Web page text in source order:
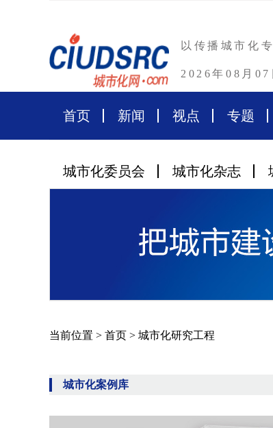
以传播城市化
2026年08月07
首页 新闻 视点 专题
城市化委员会 城市化杂志
当前位置 > 首页 > 城市化研究工程
城市化案例库